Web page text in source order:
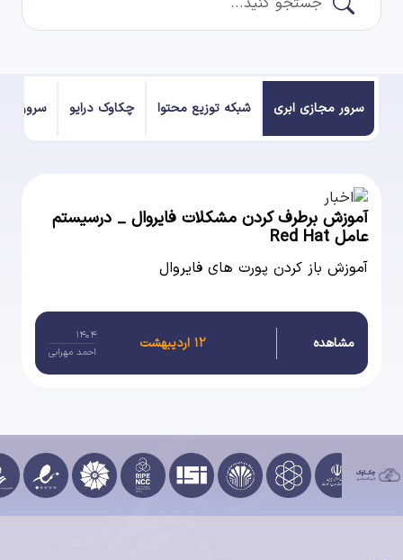
سرور مجازی ابری شبکه توزیع محتوا چکاوک درایو سرور
آموزش برطرف کردن مشکلات فایروال _ درسیستم
عامل Red Hat
آموزش باز کردن پورت های فایروال
مشاهده ۱۲ اردیبهشت
۱۴۰۴
احمد مهرابی